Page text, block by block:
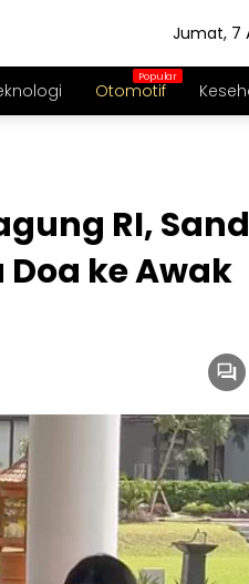
Jumat, 7
Otomotif
RI,
ke Awak